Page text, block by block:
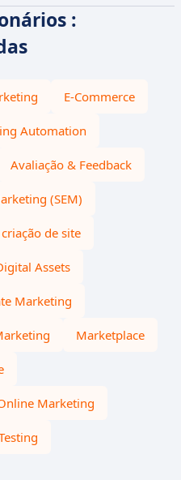
:
E-Commerce
Automation
Avaliação & Feedback
(SEM)
de site
Assets
Marketing
Marketplace
Marketing